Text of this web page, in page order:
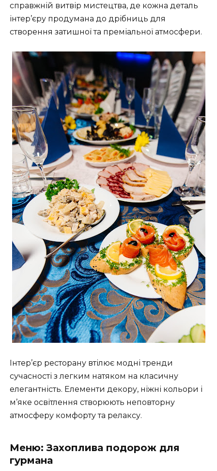
справжній витвір мистецтва, де кожна деталь
інтер’єру продумана до дрібниць для
створення затишної та преміальної атмосфери.
Інтер’єр ресторану втілює модні тренди
сучасності з легким натяком на класичну
елегантність. Елементи декору, ніжні кольори і
м’яке освітлення створюють неповторну
атмосферу комфорту та релаксу.
Меню: Захоплива подорож для
гурмана